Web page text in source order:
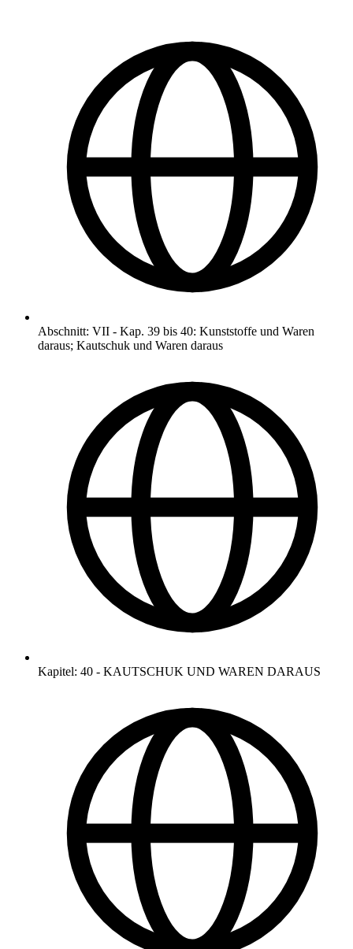
Abschnitt: VII - Kap. 39 bis 40: Kunststoffe und Waren
daraus; Kautschuk und Waren daraus
Kapitel: 40 - KAUTSCHUK UND WAREN DARAUS